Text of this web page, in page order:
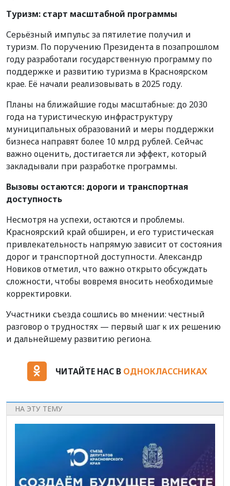
Туризм: старт масштабной программы
Серьёзный импульс за пятилетие получил и
туризм. По поручению Президента в позапрошлом
году разработали государственную программу по
поддержке и развитию туризма в Красноярском
крае. Её начали реализовывать в 2025 году.
Планы на ближайшие годы масштабные: до 2030
года на туристическую инфраструктуру
муниципальных образований и меры поддержки
бизнеса направят более 10 млрд рублей. Сейчас
важно оценить, достигается ли эффект, который
закладывали при разработке программы.
Вызовы остаются: дороги и транспортная
доступность
Несмотря на успехи, остаются и проблемы.
Красноярский край обширен, и его туристическая
привлекательность напрямую зависит от состояния
дорог и транспортной доступности. Александр
Новиков отметил, что важно открыто обсуждать
сложности, чтобы вовремя вносить необходимые
корректировки.
Участники съезда сошлись во мнении: честный
разговор о трудностях — первый шаг к их решению
и дальнейшему развитию региона.
ЧИТАЙТЕ НАС В ОДНОКЛАССНИКАХ
НА ЭТУ ТЕМУ